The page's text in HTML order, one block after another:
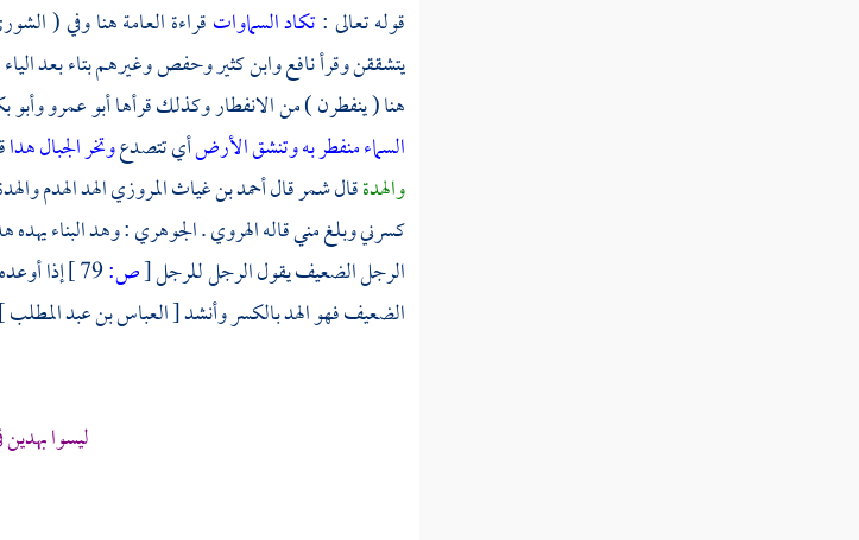
قوله تعالى :تكاد السماواتقراءة العامة هنا وفي (
يتشققن وقرأنافعوابن كثيروحفصوغيرهم بتاء بعد
هنا ( ينفطرن ) من الانفطار وكذلك قرأهاأبو عمرووأبو
السماء منفطر بهوتنشق الأرضأي تتصدعوتخر الجبال هدا
والهدةقالشمرقالأحمد بن غياث المروزيالهد الهدم
كسرني وبلغ مني قالهالهروي.الجوهري: وهد البناء
الرجل الضعيف يقول الرجل للرجل[ص:
إذا
الضعيف فهو الهد بالكسر وأنشد[ العباس بن عبد المطلب ]
ليسوا